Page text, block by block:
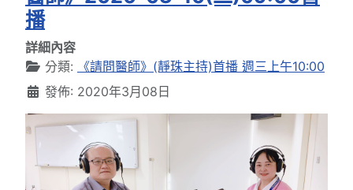
播
詳細內容
分類:
《請問醫師》(靜珠主持)首播 週三上午10:00
發佈: 2020年3月08日